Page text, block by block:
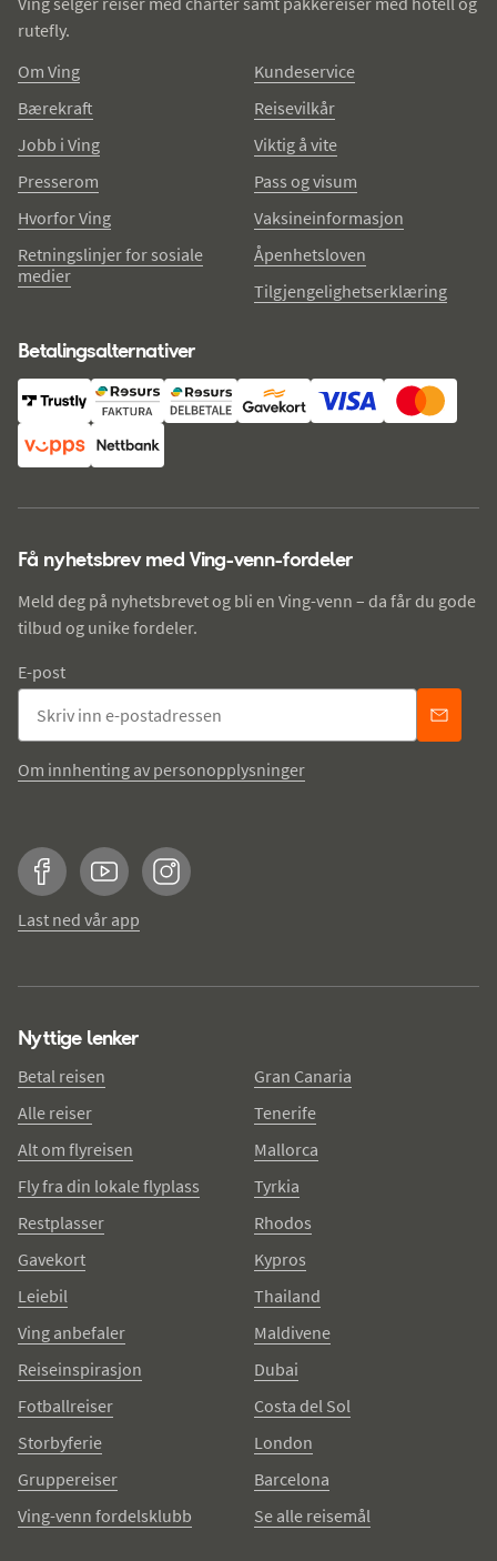
rutefly.
Om Ving
Bærekraft
Jobb i Ving
Presserom
Hvorfor Ving
Retningslinjer for sosiale
medier
Kundeservice
Reisevilkår
Viktig å vite
Pass og visum
Vaksineinformasjon
Åpenhetsloven
Tilgjengelighetserklæring
Betalingsalternativer
Få nyhetsbrev med Ving-venn-fordeler
Meld deg på nyhetsbrevet og bli en Ving-venn – da får du gode
tilbud og unike fordeler.
E-post
Om innhenting av personopplysninger
FacebookYouTubeInstagram
Last ned vår app
Nyttige lenker
Betal reisen
Alle reiser
Alt om flyreisen
Fly fra din lokale flyplass
Restplasser
Gavekort
Leiebil
Ving anbefaler
Reiseinspirasjon
Fotballreiser
Storbyferie
Gruppereiser
Ving-venn fordelsklubb
Gran Canaria
Tenerife
Mallorca
Tyrkia
Rhodos
Kypros
Thailand
Maldivene
Dubai
Costa del Sol
London
Barcelona
Se alle reisemål